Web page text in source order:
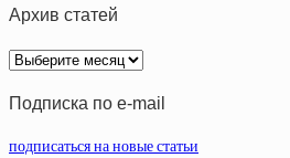
Архив статей
Архив
статей
Подписка по e-mail
подписаться на новые статьи